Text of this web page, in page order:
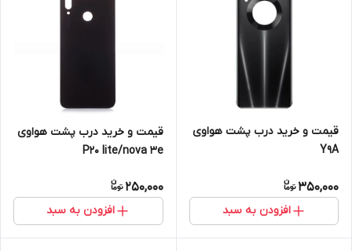
قیمت و خرید درب پشت هواوی
Y9A
350,000
افزودن به سبد
قیمت و خرید درب پشت هواوی
P20 lite/nova 3e
250,000
افزودن به سبد